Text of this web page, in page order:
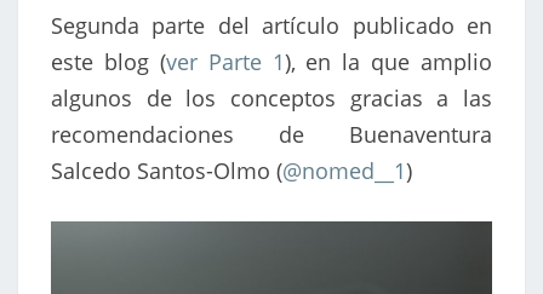
TARJETA
–
PARTE
2
Segunda parte del artículo publicado en
este blog (ver Parte 1), en la que amplio
algunos de los conceptos gracias a las
recomendaciones de Buenaventura
Salcedo Santos-Olmo (@nomed__1)